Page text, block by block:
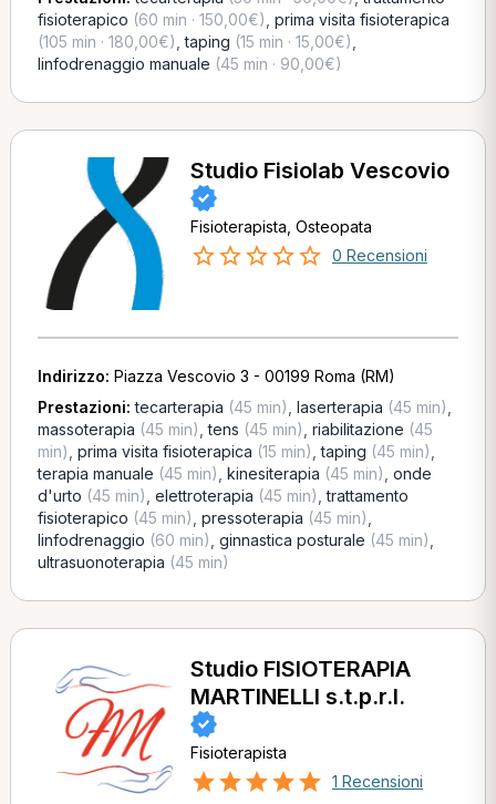
fisioterapico (60 min · 150,00€) prima visita fisioterapica
(105 min · 180,00€) ,taping (15 min · 15,00€)
linfodrenaggio manuale (45 min · 90,00€)
Studio Fisiolab Vescovio
Fisioterapista, Osteopata
0 Recensioni
Indirizzo: Piazza Vescovio 3 - 00199 Roma (RM)
Prestazioni:tecarterapia (45 min) laserterapia (45 min)
massoterapia (45 min) ,tens (45 min) riabilitazione (45
min) prima visita fisioterapica (15 min) ,taping (45 min)
terapia manuale (45 min) kinesiterapia (45 min) onde
d'urto (45 min) elettroterapia (45 min) ,trattamento
fisioterapico (45 min) pressoterapia (45 min)
linfodrenaggio (60 min) ginnastica posturale (45 min)
ultrasuonoterapia (45 min)
Studio FISIOTERAPIA
MARTINELLI s.t.p.r.l.
Fisioterapista
1 Recensioni